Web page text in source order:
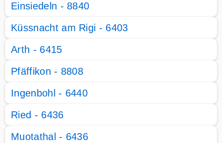
Einsiedeln - 8840
Küssnacht am Rigi - 6403
Arth - 6415
Pfäffikon - 8808
Ingenbohl - 6440
Ried - 6436
Muotathal - 6436